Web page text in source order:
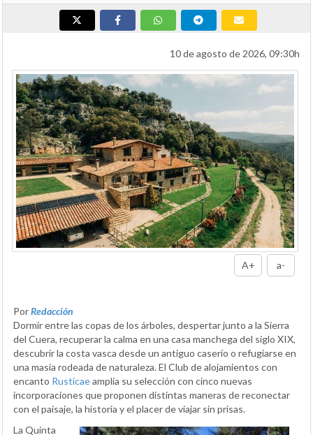
10 de agosto de 2026, 09:30h
A+ a-
PorRedacción
Dormir entre las copas de los árboles, despertar junto a la Sierra
del Cuera, recuperar la calma en una casa manchega del siglo XIX,
descubrir la costa vasca desde un antiguo caserío o refugiarse en
una masía rodeada de naturaleza. El Club de alojamientos con
encanto Rusticaeamplía su selección con cinco nuevas
incorporaciones que proponen distintas maneras de reconectar
con el paisaje, la historia y el placer de viajar sin prisas.
La Quinta